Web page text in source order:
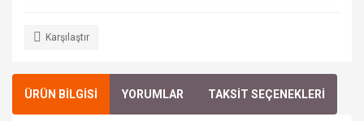
Karşılaştır
ÜRÜN BİLGİSİ YORUMLAR TAKSİT SEÇENEKLERİ